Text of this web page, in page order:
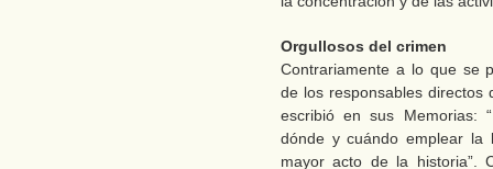
Orgullosos del crimen
Contrariamente a lo que se
de los responsables directos
escribió en sus Memorias:
dónde y cuándo emplear
mayor acto de la historia”.